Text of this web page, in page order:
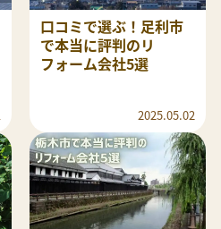
口コミで選ぶ！足利市
で本当に評判のリ
フォーム会社5選
2025.05.02